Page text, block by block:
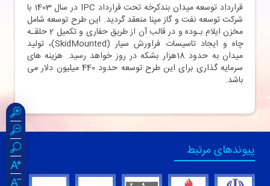
قرارداد توسعه ميدان بندکرخه تحت قرارداد IPC در سال 1403 با
شرکت توسعه نفت و گاز مپنا منعقد گردید. اين طرح توسعه شامل
مخزن ایلام بـوده و در قالب آن از طريق حفاری و تکميل 2 حلقـه
چاه و ایجاد تاسيسات فراورش سيار (SkidMounted)، تولید
میدان به حدود 18هزار بشکه در روز خواهد رسید. هزینه های
سرمایه گذاری برای این طرح توسعه حدود 440 میلیون دلار می
باشد.
پیوندهای مرتبط